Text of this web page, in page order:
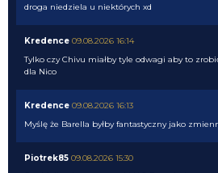
droga niedziela u niektórych xd
Kredence 09.08.2026 16:14
Tylko czy Chivu miałby tyle odwagi aby to
dla Nico
Kredence 09.08.2026 16:13
Myślę że Barella byłby fantastyczny jako
Piotrek85 09.08.2026 15:30